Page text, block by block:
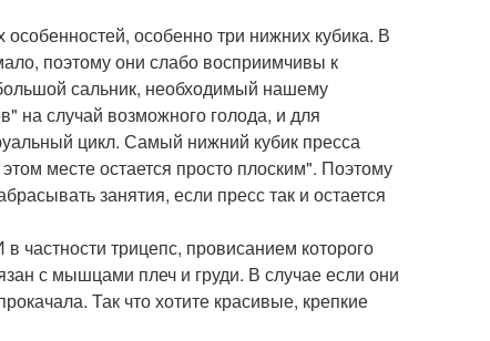
особенно три нижних кубика. В
поэтому они слабо восприимчивы к
сальник, необходимый нашему
на случай возможного голода, и для
цикл. Самый нижний кубик пресса
месте остается просто плоским". Поэтому
занятия, если пресс так и остается
частности трицепс, провисанием которого
с мышцами плеч и груди. В случае если они
Так что хотите красивые, крепкие